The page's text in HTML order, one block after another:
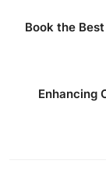
Book the
Enhancing